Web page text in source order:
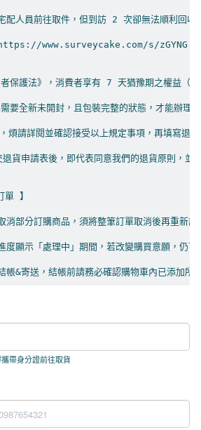
配人員前往取件，但到訪 2 次卻無法順利回收
https://www.surveycake.com/s/zGYNG
保護法》，消費者享有 7 天猶豫期之權益（
要全新未開封，且包裝完整的狀態，才能辦理
請詳閱並確認接受以上規定事項，再填寫退
貨申請表後，即代表同意我們的退貨原則，並
】
部分訂購商品，須將整筆訂單取消後再重新訂
顯示「處理中」期間，若改變購買意願，仍
&寄送，結帳前請務必確認購物車內已添加所
帶身分證前往取貨